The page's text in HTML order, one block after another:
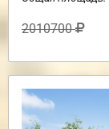
2010700